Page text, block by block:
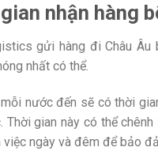
nhận hàng
gửi hàng đi Châu
nhất có thể.
nước đến sẽ có thời
Thời gian này có thể
việc ngày và đêm để bảo